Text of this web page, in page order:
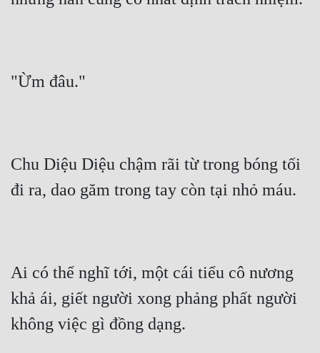
"Ừm đâu."
Chu Diệu Diệu chậm rãi từ trong bóng tối
đi ra, dao găm trong tay còn tại nhỏ máu.
Ai có thể nghĩ tới, một cái tiểu cô nương
khả ái, giết người xong phảng phất người
không việc gì đồng dạng.